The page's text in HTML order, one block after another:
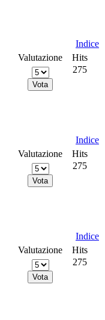
Indice
Valutazione
Hits
275
Indice
Valutazione
Hits
275
Indice
Valutazione
Hits
275